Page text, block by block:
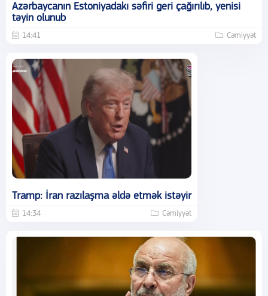
Azərbaycanın Estoniyadakı səfiri geri çağırılıb, yenisi
təyin olunub
14:41 Cəmiyyət
Tramp: İran razılaşma əldə etmək istəyir
14:34 Cəmiyyət